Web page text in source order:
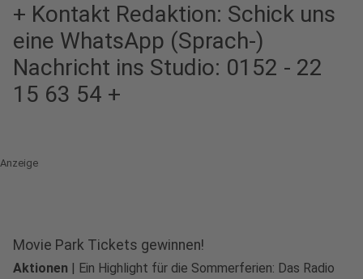
+ Kontakt Redaktion: Schick uns
eine WhatsApp (Sprach-)
Nachricht ins Studio: 0152 - 22
15 63 54 +
Anzeige
Movie Park Tickets gewinnen!
Aktionen | Ein Highlight für die Sommerferien: Das Radio